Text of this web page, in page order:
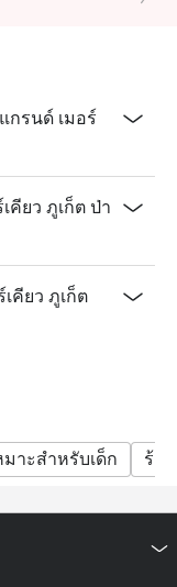
เฟ่ต์เท่านั้น ไม่
ยุต่ำกว่า 4 ปี รับ
และวัน
าะสำหรับกลุ่ม
ตามฤดูกาลและ
กรนด์ เมอร์
คียว ภูเก็ต ป่า
คียว ภูเก็ต
มาะสำหรับเด็ก ร้า